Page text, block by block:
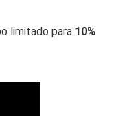
limitado para 10%